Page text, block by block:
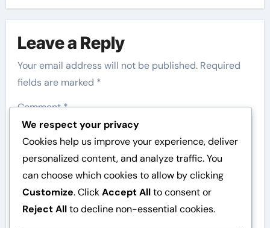
Leave a Reply
Your email address will not be published. Required
fields are marked *
Comment*
We respect your privacy
Cookies help us improve your experience, deliver
personalized content, and analyze traffic. You
can choose which cookies to allow by clicking
Customize. ClickAccept Allto consent or
Reject Allto decline non-essential cookies.